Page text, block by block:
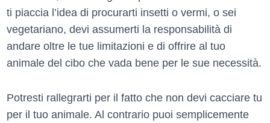
ti piaccia l’idea di procurarti insetti o vermi, o sei
vegetariano, devi assumerti la responsabilità di
andare oltre le tue limitazioni e di offrire al tuo
animale del cibo che vada bene per le sue necessità.
Potresti rallegrarti per il fatto che non devi cacciare tu
per il tuo animale. Al contrario puoi semplicemente